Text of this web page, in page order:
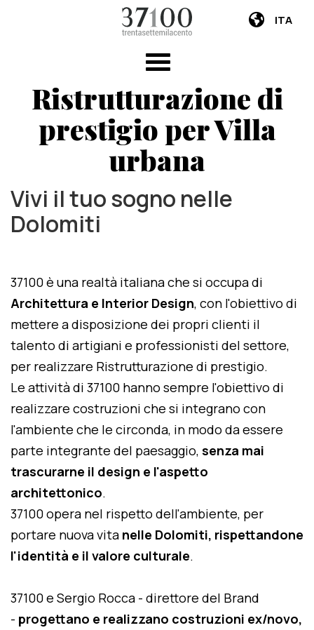
ITA
Ristrutturazione di
prestigio per Villa
urbana
Vivi il tuo sogno nelle
Dolomiti
37100 è una realtà italiana che si occupa di
Architettura e Interior Design, con l'obiettivo di
mettere a disposizione dei propri clienti il
talento di artigiani e professionisti del settore,
per realizzare Ristrutturazione di prestigio.
Le attività di 37100 hanno sempre l'obiettivo di
realizzare costruzioni che si integrano con
l'ambiente che le circonda, in modo da essere
parte integrante del paesaggio, senza mai
trascurarne il design e l'aspetto
architettonico.
37100 opera nel rispetto dell'ambiente, per
portare nuova vita nelle Dolomiti, rispettandone
l'identità e il valore culturale.
37100 e Sergio Rocca - direttore del Brand
- progettano e realizzano costruzioni ex/novo,